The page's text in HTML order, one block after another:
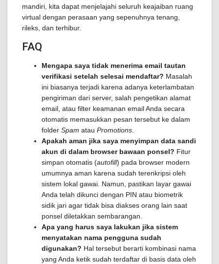
mandiri, kita dapat menjelajahi seluruh keajaiban ruang
virtual dengan perasaan yang sepenuhnya tenang,
rileks, dan terhibur.
FAQ
Mengapa saya tidak menerima email tautan
verifikasi setelah selesai mendaftar? Masalah
ini biasanya terjadi karena adanya keterlambatan
pengiriman dari server, salah pengetikan alamat
email, atau filter keamanan email Anda secara
otomatis memasukkan pesan tersebut ke dalam
folder Spam atau Promotions
Apakah aman jika saya menyimpan data sandi
akun di dalam browser bawaan ponsel? Fitur
simpan otomatis (autofill) pada browser modern
umumnya aman karena sudah terenkripsi oleh
sistem lokal gawai. Namun, pastikan layar gawai
Anda telah dikunci dengan PIN atau biometrik
sidik jari agar tidak bisa diakses orang lain saat
ponsel diletakkan sembarangan.
Apa yang harus saya lakukan jika sistem
menyatakan nama pengguna sudah
digunakan? Hal tersebut berarti kombinasi nama
yang Anda ketik sudah terdaftar di basis data oleh